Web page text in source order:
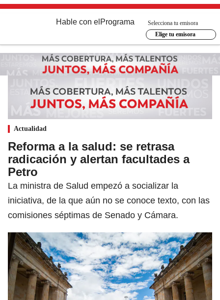
Hable con el Programa
Selecciona tu emisora
Elige tu emisora
Actualidad
Reforma a la salud: se retrasa
radicación y alertan facultades a
Petro
La ministra de Salud empezó a socializar la
iniciativa, de la que aún no se conoce texto, con las
comisiones séptimas de Senado y Cámara.